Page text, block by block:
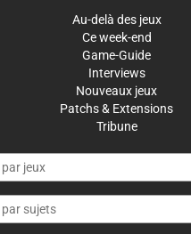
Au-delà des jeux
Ce week-end
Game-Guide
Interviews
Nouveaux jeux
Patchs & Extensions
Tribune